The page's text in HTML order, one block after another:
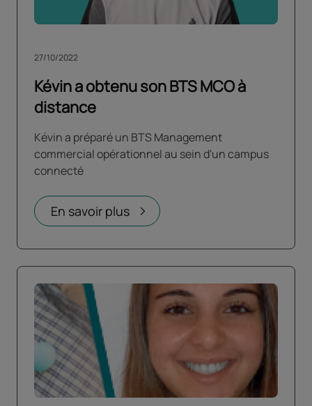
Kévin a obtenu son BTS MCO à
distance
27/10/2022
Kévin a préparé un BTS Management
commercial opérationnel au sein d'un campus
connecté
En savoir plus